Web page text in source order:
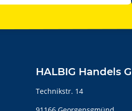
HALBIG Handels
Technikstr. 14